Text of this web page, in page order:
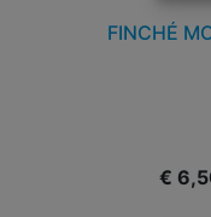
FINCHÉ
€